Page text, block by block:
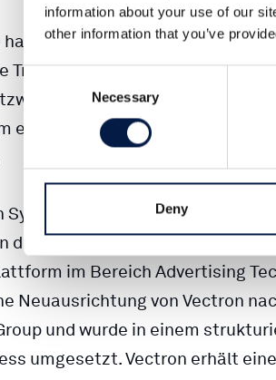
information about your use of our
other information that you’ve
Consent
Selection
Necessary
Deny
Vectron beim vollständigen
Transaktion ermöglicht Verve
stärkt die lokale
einen bewährten Performance-
Systems AG hat den Verkauf
die Verve Group SE
im Bereich Advertising
Neuausrichtung von Vectron
und wurde in einem
umgesetzt. Vectron erhält